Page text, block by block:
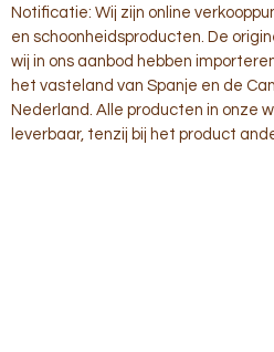
Notificatie: Wij zijn online
en schoonheidsproducten. De
wij in ons aanbod hebben
het vasteland van Spanje en de
Nederland. Alle producten in onze
leverbaar, tenzij bij het product